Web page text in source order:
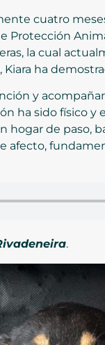
cuatro
Protección
la cual
ha
y
ha sido físico
de paso,
.